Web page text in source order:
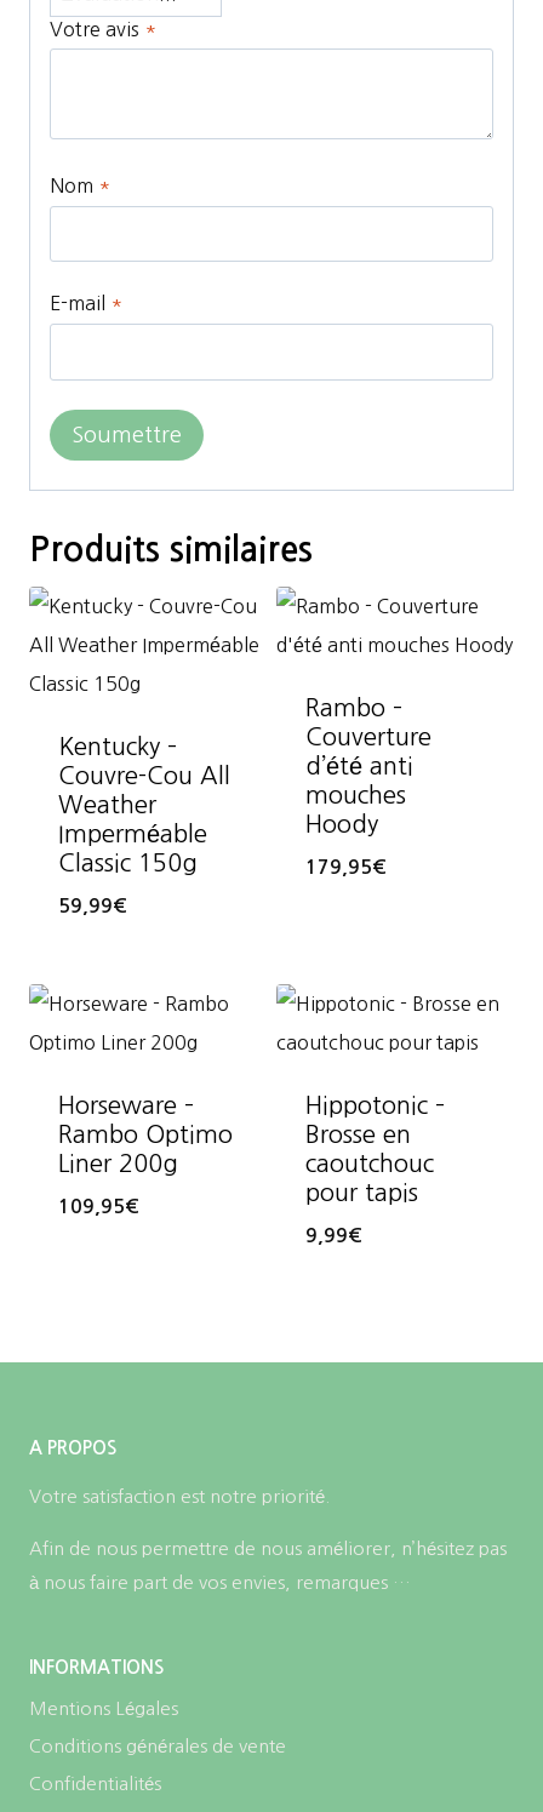
Votre avis *
Nom *
E-mail *
Produits similaires
Kentucky –
Couvre-Cou All
Weather
Imperméable
Classic 150g
59,99€
Rambo –
Couverture
d’été anti
mouches
Hoody
179,95€
Horseware –
Rambo Optimo
Liner 200g
109,95€
Hippotonic –
Brosse en
caoutchouc
pour tapis
9,99€
A PROPOS
Votre satisfaction est notre priorité.
Afin de nous permettre de nous améliorer, n’hésitez pas
à nous faire part de vos envies, remarques …
INFORMATIONS
Mentions Légales
Conditions générales de vente
Confidentialités